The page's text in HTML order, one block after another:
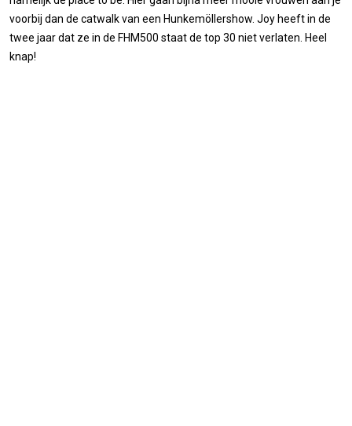
voorbij dan de catwalk van een Hunkemöllershow. Joy heeft in de
twee jaar dat ze in de FHM500 staat de top 30 niet verlaten. Heel
knap!